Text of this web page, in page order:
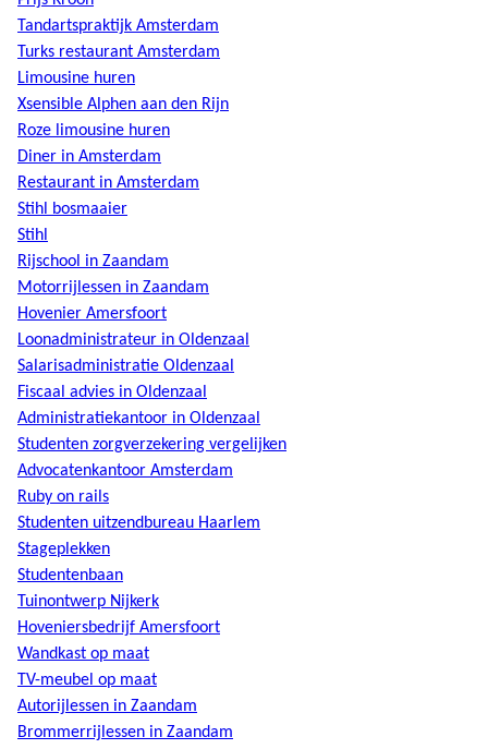
Tandartspraktijk Amsterdam
Turks restaurant Amsterdam
Limousine huren
Xsensible Alphen aan den Rijn
Roze limousine huren
Diner in Amsterdam
Restaurant in Amsterdam
Stihl bosmaaier
Stihl
Rijschool in Zaandam
Motorrijlessen in Zaandam
Hovenier Amersfoort
Loonadministrateur in Oldenzaal
Salarisadministratie Oldenzaal
Fiscaal advies in Oldenzaal
Administratiekantoor in Oldenzaal
Studenten zorgverzekering vergelijken
Advocatenkantoor Amsterdam
Ruby on rails
Studenten uitzendbureau Haarlem
Stageplekken
Studentenbaan
Tuinontwerp Nijkerk
Hoveniersbedrijf Amersfoort
Wandkast op maat
TV-meubel op maat
Autorijlessen in Zaandam
Brommerrijlessen in Zaandam